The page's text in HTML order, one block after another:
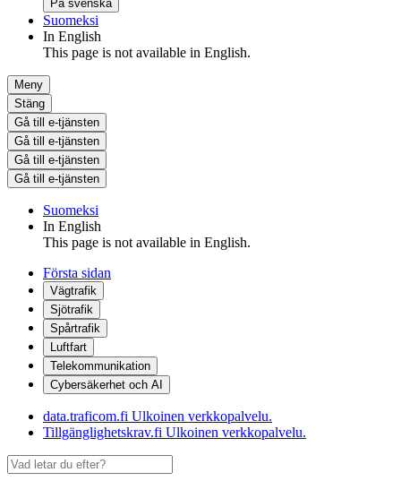
På svenska
Suomeksi
In English
This page is not available in English.
Meny
Stäng
Gå till e-tjänsten
Gå till e-tjänsten
Gå till e-tjänsten
Gå till e-tjänsten
Suomeksi
In English
This page is not available in English.
Första sidan
Vägtrafik
Sjötrafik
Spårtrafik
Luftfart
Telekommunikation
Cybersäkerhet och AI
data.traficom.fi Ulkoinen verkkopalvelu.
Tillgänglighetskrav.fi Ulkoinen verkkopalvelu.